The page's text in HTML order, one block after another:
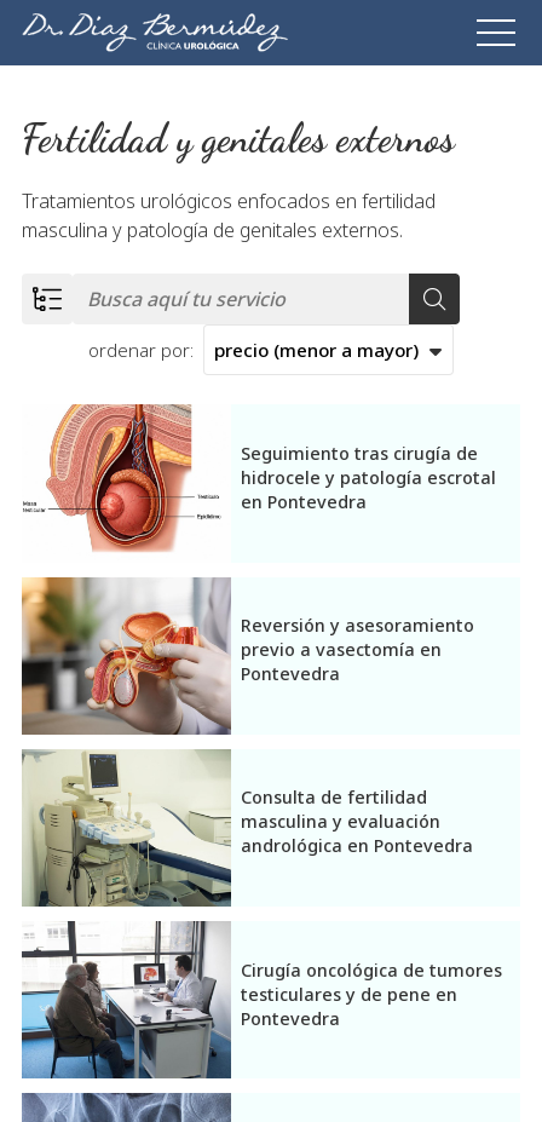
Fertilidad y genitales externos
Tratamientos urológicos enfocados en fertilidad
masculina y patología de genitales externos.
ordenar por:
Todos los servicios
Cáncer vesical
Disfunción eréctil
Fertilidad y genitales externos
Incontinencia urinaria y cistitis
Salud prostática
Seguimiento tras cirugía de
hidrocele y patología escrotal
en Pontevedra
Reversión y asesoramiento
previo a vasectomía en
Pontevedra
Consulta de fertilidad
masculina y evaluación
andrológica en Pontevedra
Cirugía oncológica de tumores
testiculares y de pene en
Pontevedra